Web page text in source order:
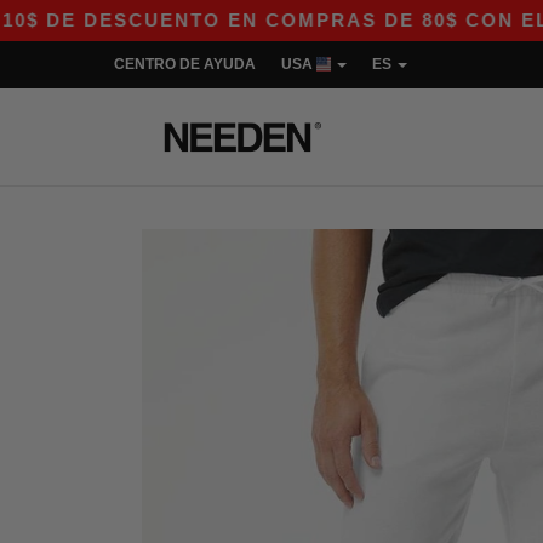
DESCUENTO EN COMPRAS DE 80$ CON EL
CENTRO DE AYUDA USA ES